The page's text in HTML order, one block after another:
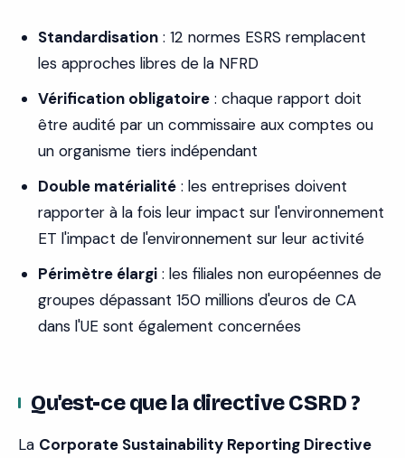
Standardisation : 12 normes ESRS remplacent
les approches libres de la NFRD
Vérification obligatoire : chaque rapport doit
être audité par un commissaire aux comptes ou
un organisme tiers indépendant
Double matérialité : les entreprises doivent
rapporter à la fois leur impact sur l'environnement
ET l'impact de l'environnement sur leur activité
Périmètre élargi : les filiales non européennes de
groupes dépassant 150 millions d'euros de CA
dans l'UE sont également concernées
Qu'est-ce que la directive CSRD ?
La Corporate Sustainability Reporting Directive